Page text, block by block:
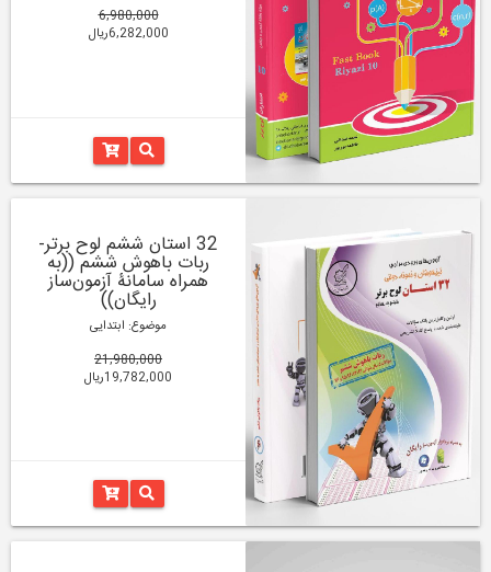
6,980,000
6,282,000ریال
32 استان ششم لوح برتر-
ربات باهوش ششم ((به
همراه سامانۀ آزمون‌ساز
رایگان))
موضوع: ابتدایی
21,980,000
19,782,000ریال